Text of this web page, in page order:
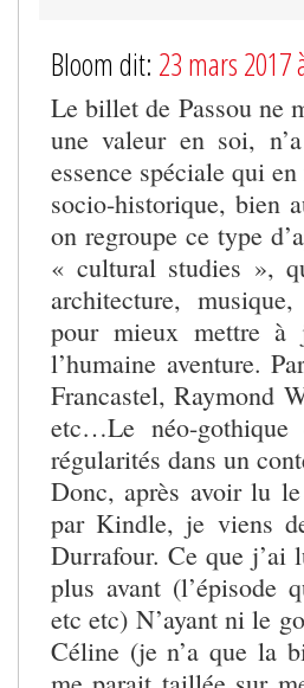
Bloom dit: 23 mars 2017
Le billet de Passou ne
une valeur en soi,
essence spéciale qui
socio-historique, bien
on regroupe ce type
« cultural studies »,
architecture,
pour mieux mettre à
l’humaine aventure.
Francastel, Raymond
etc…Le néo-gothique
régularités dans un
Donc, après avoir lu
par Kindle, je viens
Durrafour. Ce que j’ai
plus avant (l’épisode
etc etc) N’ayant ni le
Céline (je n’a que la